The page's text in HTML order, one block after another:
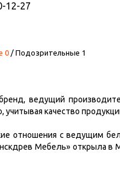
12-27
0/ Подозрительные 1
ведущий
качество
отношения с ведущим
Мебель» открыла